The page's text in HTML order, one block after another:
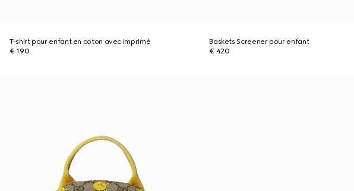
T-shirt pour enfant en coton avec imprimé
€ 190
Baskets Screener pour enfant
€ 420